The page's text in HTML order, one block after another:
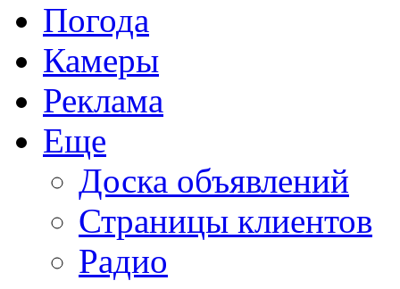
Погода
Камеры
Реклама
Еще
Доска объявлений
Страницы клиентов
Радио